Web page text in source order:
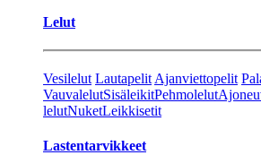
Lelut
Vesilelut Lautapelit Ajanviettopelit
VauvalelutSisäleikitPehmolelut
lelutNuketLeikkisetit
Lastentarvikkeet